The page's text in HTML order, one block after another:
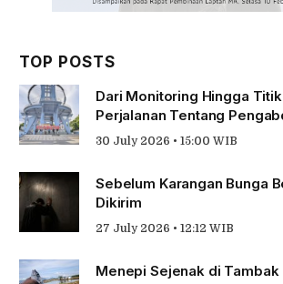
TOP POSTS
Dari Monitoring Hingga
Perjalanan Tentang
30 July 2026 • 15:00 WIB
Sebelum Karangan Bunga
Dikirim
27 July 2026 • 12:12 WIB
Menepi Sejenak di Tambak